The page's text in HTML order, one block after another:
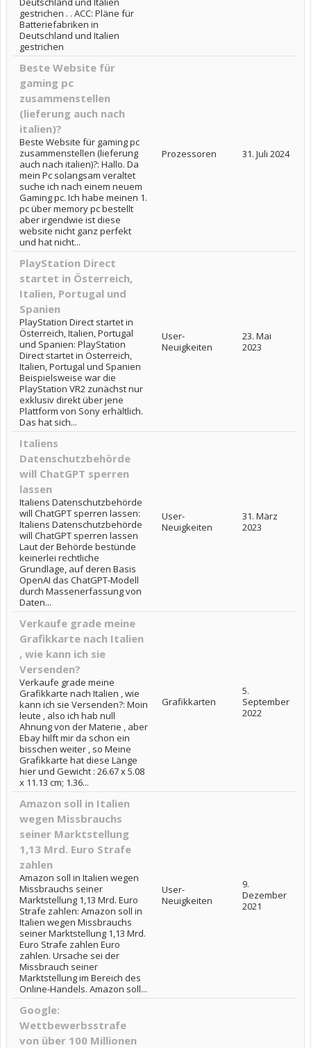
gestrichen . . ACC: Pläne für
Batteriefabriken in
Deutschland und Italien
gestrichen
Beste Website für
gaming pc
zusammenstellen
(lieferung auch nach
italien)?
Beste Website für gaming pc
zusammenstellen (lieferung
auch nach italien)?: Hallo. Da
mein Pc solangsam veraltet
suche ich nach einem neuem
Gaming pc. Ich habe meinen 1.
pc über memory pc bestellt
aber irgendwie ist diese
website nicht ganz perfekt
und hat nicht...
Prozessoren 31. Juli 2024
PlayStation Direct
startet in Österreich,
Italien, Portugal und
Spanien
PlayStation Direct startet in
Österreich, Italien, Portugal
und Spanien: PlayStation
Direct startet in Österreich,
Italien, Portugal und Spanien
Beispielsweise war die
PlayStation VR2 zunächst nur
exklusiv direkt über jene
Plattform von Sony erhältlich.
Das hat sich...
User-
Neuigkeiten
23. Mai
2023
Italiens
Datenschutzbehörde
will ChatGPT sperren
lassen
Italiens Datenschutzbehörde
will ChatGPT sperren lassen:
Italiens Datenschutzbehörde
will ChatGPT sperren lassen
Laut der Behörde bestünde
keinerlei rechtliche
Grundlage, auf deren Basis
OpenAI das ChatGPT-Modell
durch Massenerfassung von
Daten...
User-
Neuigkeiten
31. März
2023
Verkaufe grade meine
Grafikkarte nach Italien
, wie kann ich sie
Versenden?
Verkaufe grade meine
Grafikkarte nach Italien , wie
kann ich sie Versenden?: Moin
leute , also ich hab null
Ahnung von der Materie , aber
Ebay hilft mir da schon ein
bisschen weiter , so Meine
Grafikkarte hat diese Länge
hier und Gewicht : ‎26.67 x 5.08
x 11.13 cm; 1.36...
Grafikkarten
5.
September
2022
Amazon soll in Italien
wegen Missbrauchs
seiner Marktstellung
1,13 Mrd. Euro Strafe
zahlen
Amazon soll in Italien wegen
Missbrauchs seiner
Marktstellung 1,13 Mrd. Euro
Strafe zahlen: Amazon soll in
Italien wegen Missbrauchs
seiner Marktstellung 1,13 Mrd.
Euro Strafe zahlen Euro
zahlen. Ursache sei der
Missbrauch seiner
Marktstellung im Bereich des
Online-Handels. Amazon soll...
User-
Neuigkeiten
9.
Dezember
2021
Google:
Wettbewerbsstrafe
von über 100 Millionen